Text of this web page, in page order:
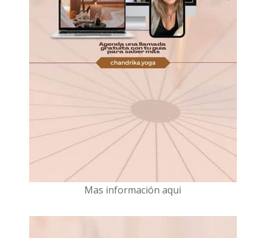
Mas información aqui